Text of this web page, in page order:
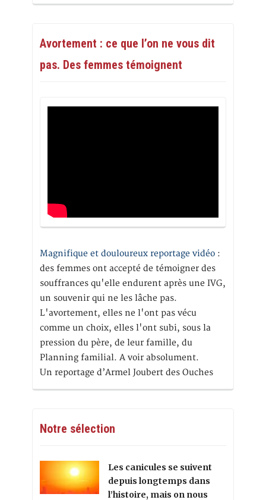
Avortement : ce que l’on ne vous dit
pas. Des femmes témoignent
Magnifique et douloureux reportage vidéo :
des femmes ont accepté de témoigner des
souffrances qu'elle endurent après une IVG,
un souvenir qui ne les lâche pas.
L'avortement, elles ne l'ont pas vécu
comme un choix, elles l'ont subi, sous la
pression du père, de leur famille, du
Planning familial. A voir absolument.
Un reportage d’Armel Joubert des Ouches
Notre sélection
Les canicules se suivent
depuis longtemps dans
l’histoire, mais on nous